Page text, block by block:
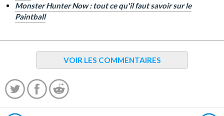
Monster Hunter Now : tout ce qu'il faut savoir sur le
Paintball
VOIR LES COMMENTAIRES